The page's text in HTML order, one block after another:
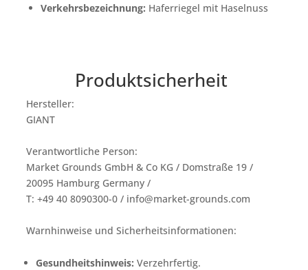
Verkehrsbezeichnung: Haferriegel mit Haselnuss
Produktsicherheit
Hersteller:
GIANT
Verantwortliche Person:
Market Grounds GmbH & Co KG / Domstraße 19 /
20095 Hamburg Germany /
T: +49 40 8090300-0 / info@market-grounds.com
Warnhinweise und Sicherheitsinformationen:
Gesundheitshinweis: Verzehrfertig.